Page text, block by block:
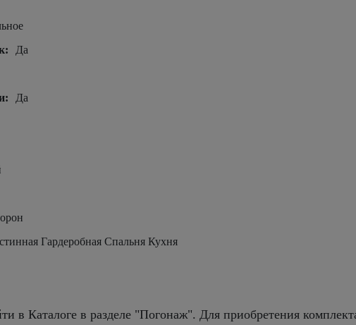
Да
Да
Гардеробная Спальня Кухня
в Каталоге в разделе "Погонаж". Для приобретения